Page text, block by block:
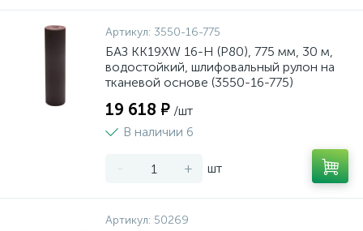
Артикул: 3550-16-775
БАЗ KK19XW 16-H (Р80), 775 мм, 30 м,
водостойкий, шлифовальный рулон на
тканевой основе (3550-16-775)
19 618 ₽ /шт
В наличии 6
- + шт
Артикул: 50269